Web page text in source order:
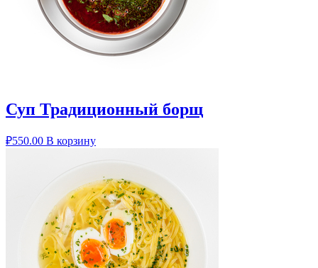
Суп Традиционный борщ
₽550.00 В корзину